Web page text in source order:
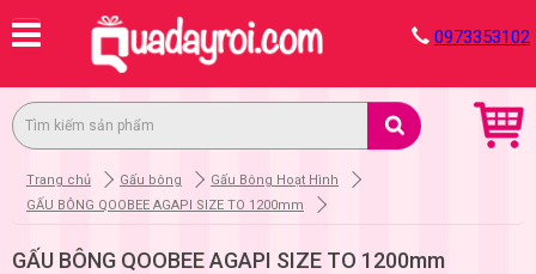
0973353102
Trang chủ Gấu bông
Gấu Bông Hoạt Hình
GẤU BÔNG QOOBEE AGAPI SIZE TO 1200mm
GẤU BÔNG QOOBEE AGAPI SIZE TO 1200mm